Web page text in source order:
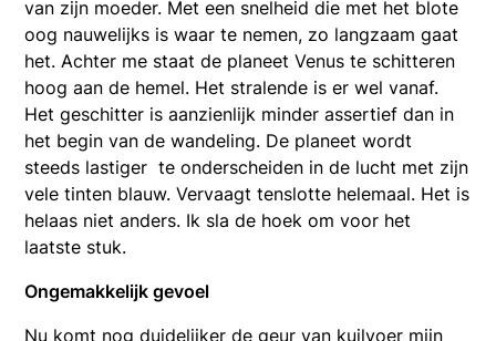
van zijn moeder. Met een snelheid die met het blote
oog nauwelijks is waar te nemen, zo langzaam gaat
het. Achter me staat de planeet Venus te schitteren
hoog aan de hemel. Het stralende is er wel vanaf.
Het geschitter is aanzienlijk minder assertief dan in
het begin van de wandeling. De planeet wordt
steeds lastiger te onderscheiden in de lucht met zijn
vele tinten blauw. Vervaagt tenslotte helemaal. Het is
helaas niet anders. Ik sla de hoek om voor het
laatste stuk.
Ongemakkelijk gevoel
Nu komt nog duidelijker de geur van kuilvoer mijn